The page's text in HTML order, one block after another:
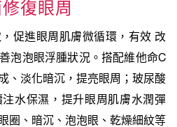
復眼周
促進眼周肌膚微循環，有效 改
泡泡眼浮腫狀況。搭配維他命C
、淡化暗沉，提亮眼周；玻尿酸
水保濕，提升眼周肌膚水潤彈
圈、暗沉、泡泡眼、乾燥細紋等